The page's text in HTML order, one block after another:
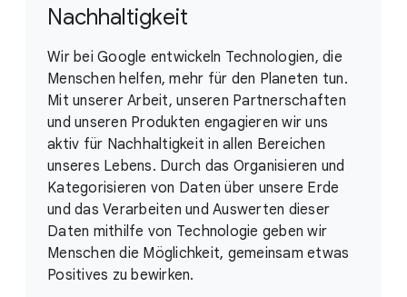
Nachhaltigkeit
Wir bei Google entwickeln Technologien, die
Menschen helfen, mehr für den Planeten tun.
Mit unserer Arbeit, unseren Partnerschaften
und unseren Produkten engagieren wir uns
aktiv für Nachhaltigkeit in allen Bereichen
unseres Lebens. Durch das Organisieren und
Kategorisieren von Daten über unsere Erde
und das Verarbeiten und Auswerten dieser
Daten mithilfe von Technologie geben wir
Menschen die Möglichkeit, gemeinsam etwas
Positives zu bewirken.